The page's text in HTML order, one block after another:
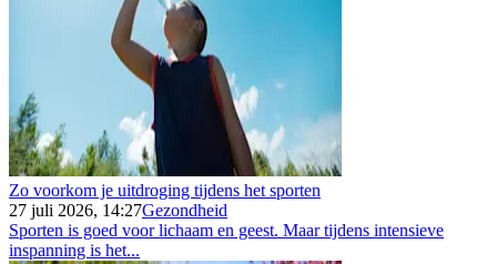
Zo voorkom je uitdroging tijdens het sporten
27 juli 2026, 14:27Gezondheid
Sporten is goed voor lichaam en geest. Maar tijdens intensieve
inspanning is het...